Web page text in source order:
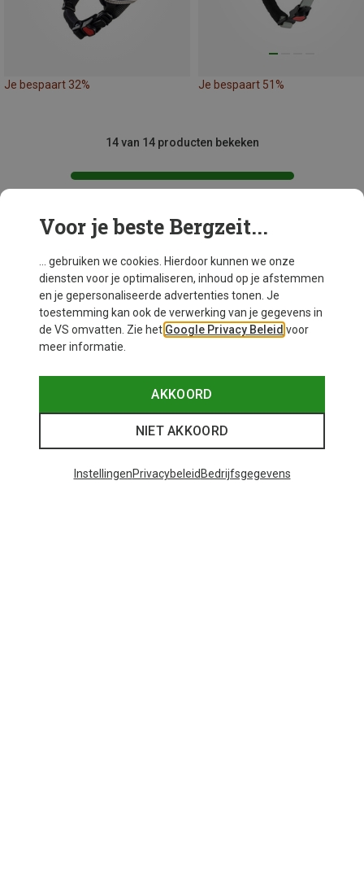
Je bespaart 32% Je bespaart 51%
14 van 14 producten bekeken
Mogelijk interessant voor je
Voor je beste Bergzeit...
... gebruiken we cookies. Hierdoor kunnen we onze
diensten voor je optimaliseren, inhoud op je afstemmen
en je gepersonaliseerde advertenties tonen. Je
toestemming kan ook de verwerking van je gegevens in
de VS omvatten. Zie het Google Privacy Beleid voor
meer informatie.
AKKOORD
NIET AKKOORD
InstellingenPrivacybeleid Bedrijfsgegevens